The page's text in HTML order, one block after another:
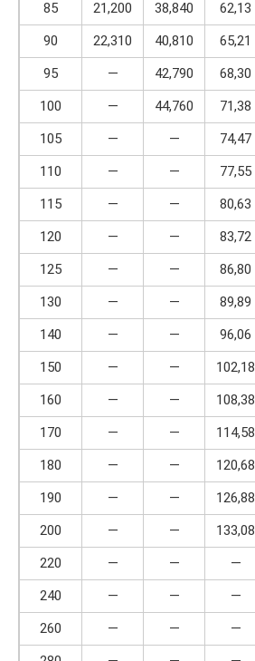
85
21,200 38,840 62,13
90
22,310 40,810 65,21
95
— 42,790 68,30
100
— 44,760 71,38
105
— — 74,47
110
— — 77,55
115
— — 80,63
120
— — 83,72
125
— — 86,80
130
— — 89,89
140
— — 96,06
150
— — 102,18
160
— — 108,38
170
— — 114,58
180
— — 120,68
190
— — 126,88
200
— — 133,08
220
— — —
240
— — —
260
— — —